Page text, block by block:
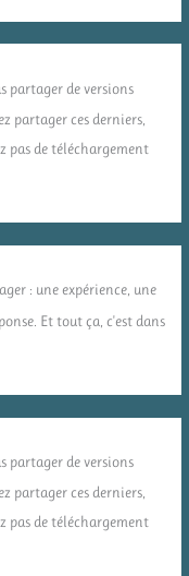
partager de versions
partager ces derniers,
pas de téléchargement
: une expérience, une
Et tout ça, c'est dans
partager de versions
partager ces derniers,
pas de téléchargement